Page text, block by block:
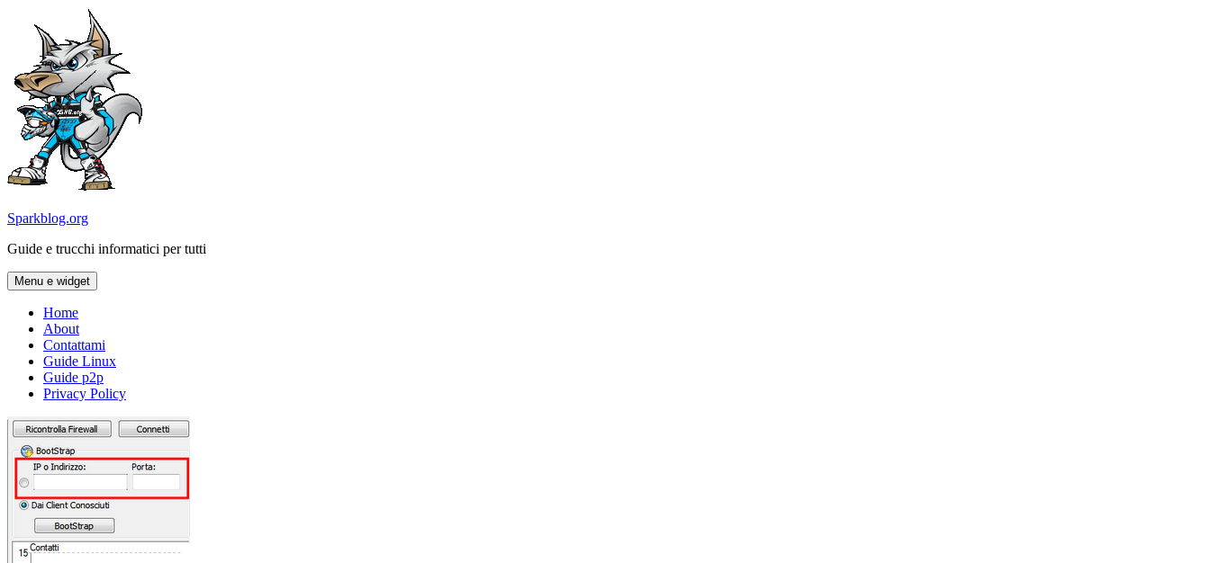
contenuto
Sparkblog.org
Guide e trucchi informatici per tutti
Menu e widget
Home
About
Contattami
Guide Linux
Guide p2p
Privacy Policy